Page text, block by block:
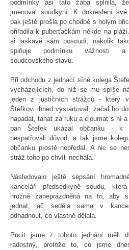
podmínky asi tato žába splnila,
jmenoval soudkyní. K dokreslení
pak ještě prošla po chodbě s holým
přiřadila k puberťačkám někde na
si laskavě sám posoudí, nakolik
splňuje podmínku vážnosti a
soudcovského stavu.
Při odchodu z jednací síně kolega
vycházejících, do níž se mu spíše
jeden z justičních strážců - který
Štefkovi ihned vystartoval, začal ho
napadat, tahat za ruku a cloumat s ní
pan Štefek ukázal občanku - k
nespatřovali důvod, a tak jsme
občanku prostě nepředal. A nic se
stráž toho po chvíli nechala.
Následovalo ještě sepsání
kanceláři předsedkyně soudu,
hrozně zaneprázdněná na to, aby
jednat, ač seděla sama v
odhadnout, co vlastně dělala.
Pocit jsme z tohoto jednání měli
radostný, protože to, co jsme